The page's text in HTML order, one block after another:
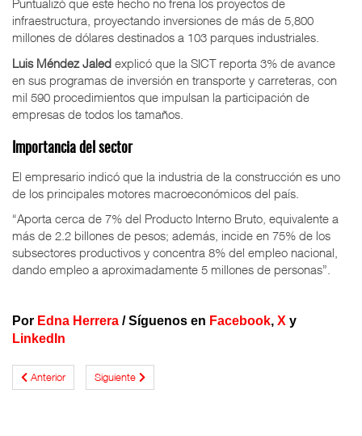
Puntualizó que este hecho no frena los proyectos de
infraestructura, proyectando inversiones de más de 5,800
millones de dólares destinados a 103 parques industriales.
Luis Méndez Jaled explicó que la SICT reporta 3% de avance
en sus programas de inversión en transporte y carreteras, con
mil 590 procedimientos que impulsan la participación de
empresas de todos los tamaños.
Importancia del sector
El empresario indicó que la industria de la construcción es uno
de los principales motores macroeconómicos del país.
“Aporta cerca de 7% del Producto Interno Bruto, equivalente a
más de 2.2 billones de pesos; además, incide en 75% de los
subsectores productivos y concentra 8% del empleo nacional,
dando empleo a aproximadamente 5 millones de personas”.
Por Edna Herrera /Síguenos en Facebook, X y
LinkedIn
Anterior Siguiente